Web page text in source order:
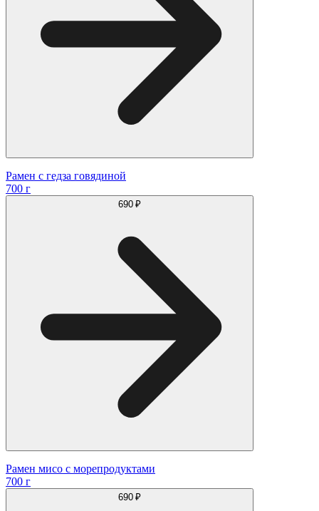
Рамен с гедза говядиной
700 г
690 ₽
Рамен мисо с морепродуктами
700 г
690 ₽